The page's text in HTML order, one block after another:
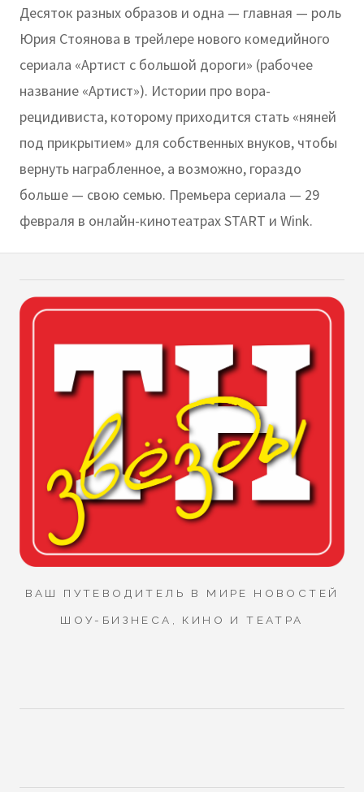
Десяток разных образов и одна — главная — роль
Юрия Стоянова в трейлере нового комедийного
сериала «Артист с большой дороги» (рабочее
название «Артист»). Истории про вора-
рецидивиста, которому приходится стать «няней
под прикрытием» для собственных внуков, чтобы
вернуть награбленное, а возможно, гораздо
больше — свою семью. Премьера сериала — 29
февраля в онлайн-кинотеатрах START и Wink.
ВАШ ПУТЕВОДИТЕЛЬ В МИРЕ НОВОСТЕЙ
ШОУ-БИЗНЕСА, КИНО И ТЕАТРА